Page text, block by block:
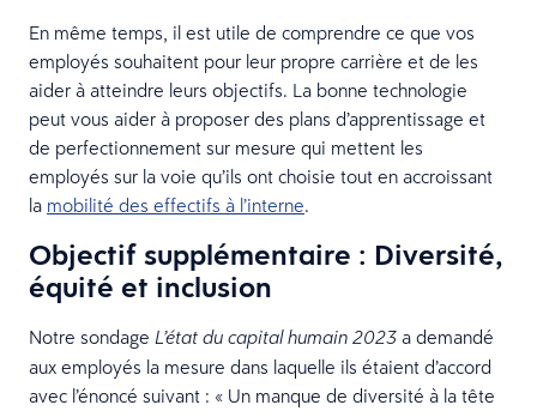
En même temps, il est utile de comprendre ce que vos
employés souhaitent pour leur propre carrière et de les
aider à atteindre leurs objectifs. La bonne technologie
peut vous aider à proposer des plans d’apprentissage et
de perfectionnement sur mesure qui mettent les
employés sur la voie qu’ils ont choisie tout en accroissant
la mobilité des effectifs à l’interne.
Objectif supplémentaire : Diversité,
équité et inclusion
Notre sondage L’état du capital humain 2023 a demandé
aux employés la mesure dans laquelle ils étaient d’accord
avec l’énoncé suivant : « Un manque de diversité à la tête